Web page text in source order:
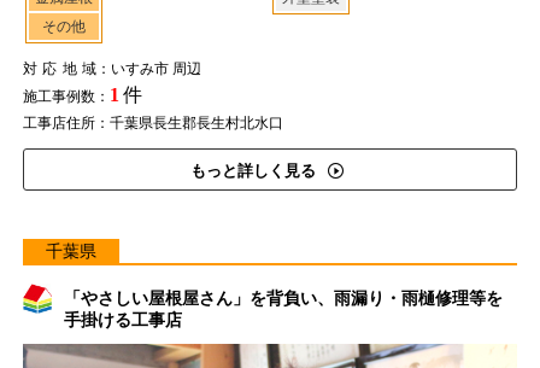
その他
対応地域：いすみ市 周辺
施工事例数： 1 件
工事店住所：千葉県長生郡長生村北水口
もっと詳しく見る
千葉県
「やさしい屋根屋さん」を背負い、雨漏り・雨樋修理等を
手掛ける工事店